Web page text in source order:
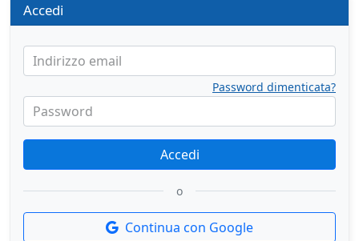
Accedi
Indirizzo email
Password
Password dimenticata?
Accedi
o
Continua con Google